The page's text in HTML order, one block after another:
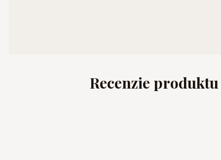
Recenzie produktu